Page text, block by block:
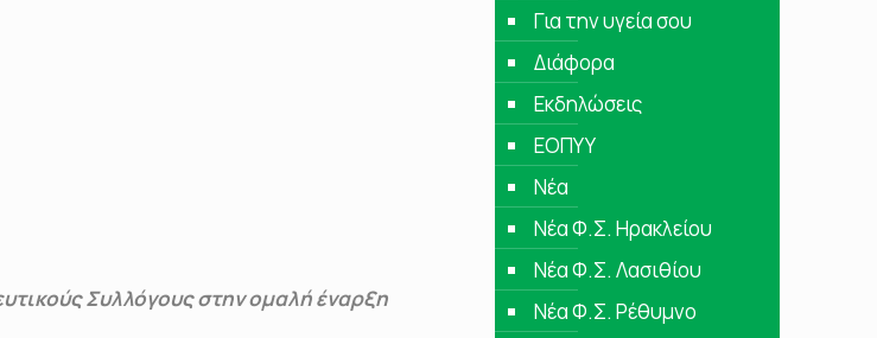
Συλλόγους στην ομαλή έναρξη
Για την υγεία σου
Διάφορα
Εκδηλώσεις
ΕΟΠΥΥ
Νέα
Νέα Φ.Σ. Ηρακλείου
Νέα Φ.Σ. Λασιθίου
Νέα Φ.Σ. Ρέθυμνο